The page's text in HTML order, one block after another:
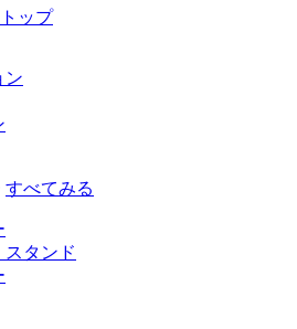
ップ
ン
すべてみる
タンド